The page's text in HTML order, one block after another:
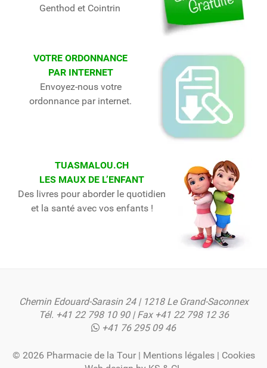
Genthod et Cointrin
VOTRE ORDONNANCE
PAR INTERNET
Envoyez-nous votre
ordonnance par internet.
TUASMALOU.CH
LES MAUX DE L’ENFANT
Des livres pour aborder le quotidien
et la santé avec vos enfants !
Chemin Edouard-Sarasin 24 | 1218 Le Grand-Saconnex
Tél. +41 22 798 10 90| Fax +41 22 798 12 36
+41 76 295 09 46
© 2026 Pharmacie de la Tour | Mentions légales| Cookies